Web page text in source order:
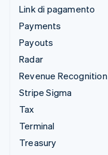
Link di pagamento
Payments
Payouts
Radar
Revenue Recognition
Stripe Sigma
Tax
Terminal
Treasury